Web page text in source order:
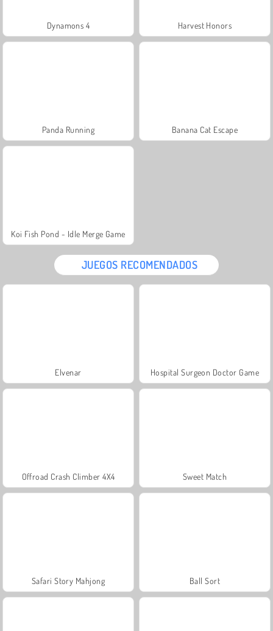
Dynamons 4 Harvest Honors
Panda Running Banana Cat Escape
Koi Fish Pond - Idle Merge Game
JUEGOS RECOMENDADOS
Elvenar Hospital Surgeon Doctor Game
Offroad Crash Climber 4X4 Sweet Match
Safari Story Mahjong Ball Sort